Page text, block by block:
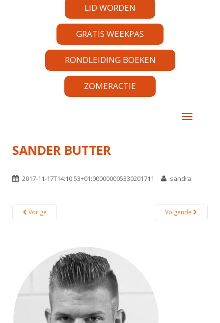
LID WORDEN
GRATIS WEEKPAS
RONDLEIDING BOEKEN
ZOMERACTIE
TOGGLE
SANDER BUTTER
2017-11-17T14:10:53+01:000000005330201711 sandra
Vorige Volgende